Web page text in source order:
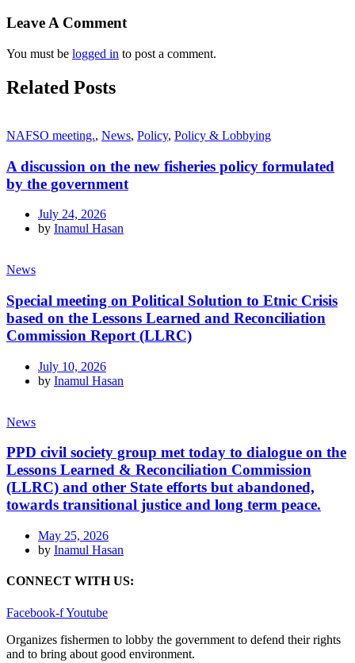
Leave A Comment
You must be logged in to post a comment.
Related Posts
NAFSO meeting., News, Policy, Policy & Lobbying
A discussion on the new fisheries policy formulated
by the government
July 24, 2026
by Inamul Hasan
News
Special meeting on Political Solution to Etnic Crisis
based on the Lessons Learned and Reconciliation
Commission Report (LLRC)
July 10, 2026
by Inamul Hasan
News
PPD civil society group met today to dialogue on the
Lessons Learned & Reconciliation Commission
(LLRC) and other State efforts but abandoned,
towards transitional justice and long term peace.
May 25, 2026
by Inamul Hasan
CONNECT WITH US:
Facebook-fYoutube
Organizes fishermen to lobby the government to defend their rights
and to bring about good environment.